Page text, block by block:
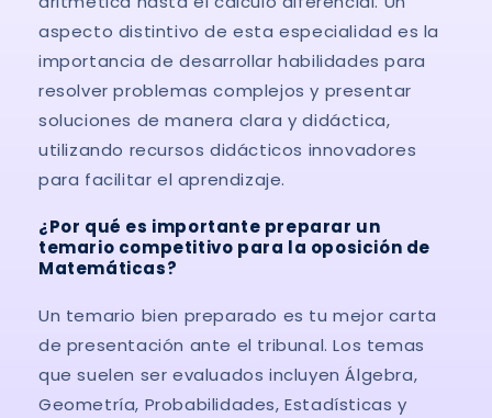
aspecto distintivo de esta especialidad es la
importancia de desarrollar habilidades para
resolver problemas complejos y presentar
soluciones de manera clara y didáctica,
utilizando recursos didácticos innovadores
para facilitar el aprendizaje.
¿Por qué es importante preparar un
temario competitivo para la oposición de
Matemáticas?
Un temario bien preparado es tu mejor carta
de presentación ante el tribunal. Los temas
que suelen ser evaluados incluyen Álgebra,
Geometría, Probabilidades, Estadísticas y